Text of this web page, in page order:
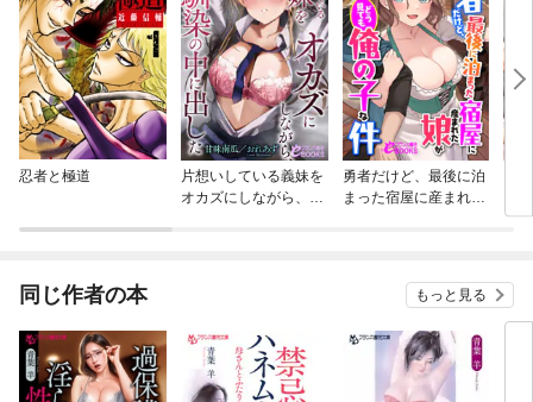
忍者と極道
片想いしている義妹を
オカズにしながら、幼
勇者だけど、最後に泊
まった宿屋に産まれた
同じ作者の本 もっと見る